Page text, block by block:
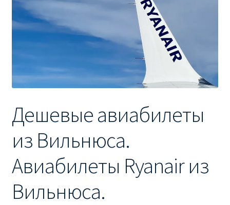
Ryanair изменить дату
Ryanair изменить фамилию
Ryanair Испания
RYANAIR КУПИТЬ БИЛЕТЫ ENGLISH
Ryanair направления, акции
Ryanair онлайн регистрация
Дешевые авиабилеты
из Вильнюса.
Авиабилеты Ryanair из
Вильнюса.